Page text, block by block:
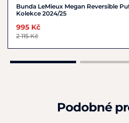
Bunda LeMieux Megan Reversible
Kolekce 2024/25
995 Kč
2 115 Kč
Podobné